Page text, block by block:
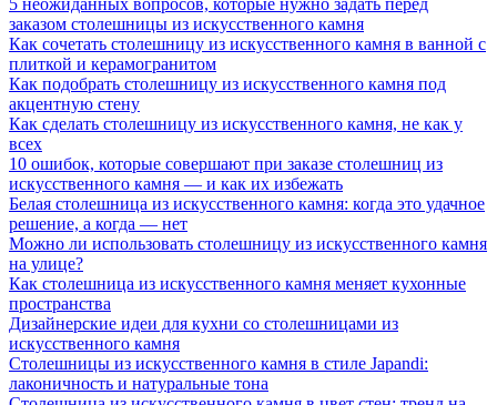
5 неожиданных вопросов, которые нужно задать перед
заказом столешницы из искусственного камня
Как сочетать столешницу из искусственного камня в ванной с
плиткой и керамогранитом
Как подобрать столешницу из искусственного камня под
акцентную стену
Как сделать столешницу из искусственного камня, не как у
всех
10 ошибок, которые совершают при заказе столешниц из
искусственного камня — и как их избежать
Белая столешница из искусственного камня: когда это удачное
решение, а когда — нет
Можно ли использовать столешницу из искусственного камня
на улице?
Как столешница из искусственного камня меняет кухонные
пространства
Дизайнерские идеи для кухни со столешницами из
искусственного камня
Столешницы из искусственного камня в стиле Japandi:
лаконичность и натуральные тона